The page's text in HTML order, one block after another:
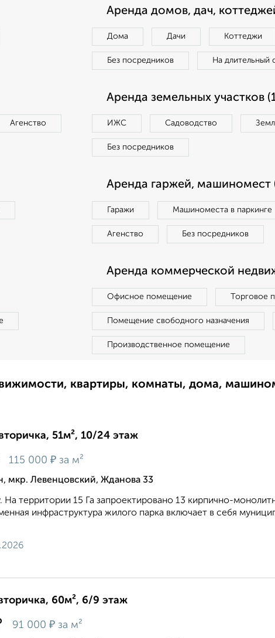
Аренда домов, дач,
Дома Дачи Коттеджи
Без посредников На длительный
Агенство
Аренда земельных участков
ИЖС Садоводство
Без посредников
Аренда гаржей, машиномест
Гаражи Машиноместа в паркинге
Агенство Без посредников
Аренда коммерческой
Офисное помещение Торговое
Помещение свободного назначения
Производственное помещение
квартиры, комнаты, дома,
51м², 10/24 этаж
115 000 ₽ за м²
мкр. Левенцовский, Жданова 33
На территории 15 Га запроектировано 13 кирпично-
инфраструктура жилого парка включает в себя
60м², 6/9 этаж
91 000 ₽ за м²